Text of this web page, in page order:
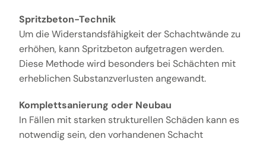
Spritzbeton-Technik
Um die Widerstandsfähigkeit der Schachtwände zu
erhöhen, kann Spritzbeton aufgetragen werden.
Diese Methode wird besonders bei Schächten mit
erheblichen Substanzverlusten angewandt.
Komplettsanierung oder Neubau
In Fällen mit starken strukturellen Schäden kann es
notwendig sein, den vorhandenen Schacht